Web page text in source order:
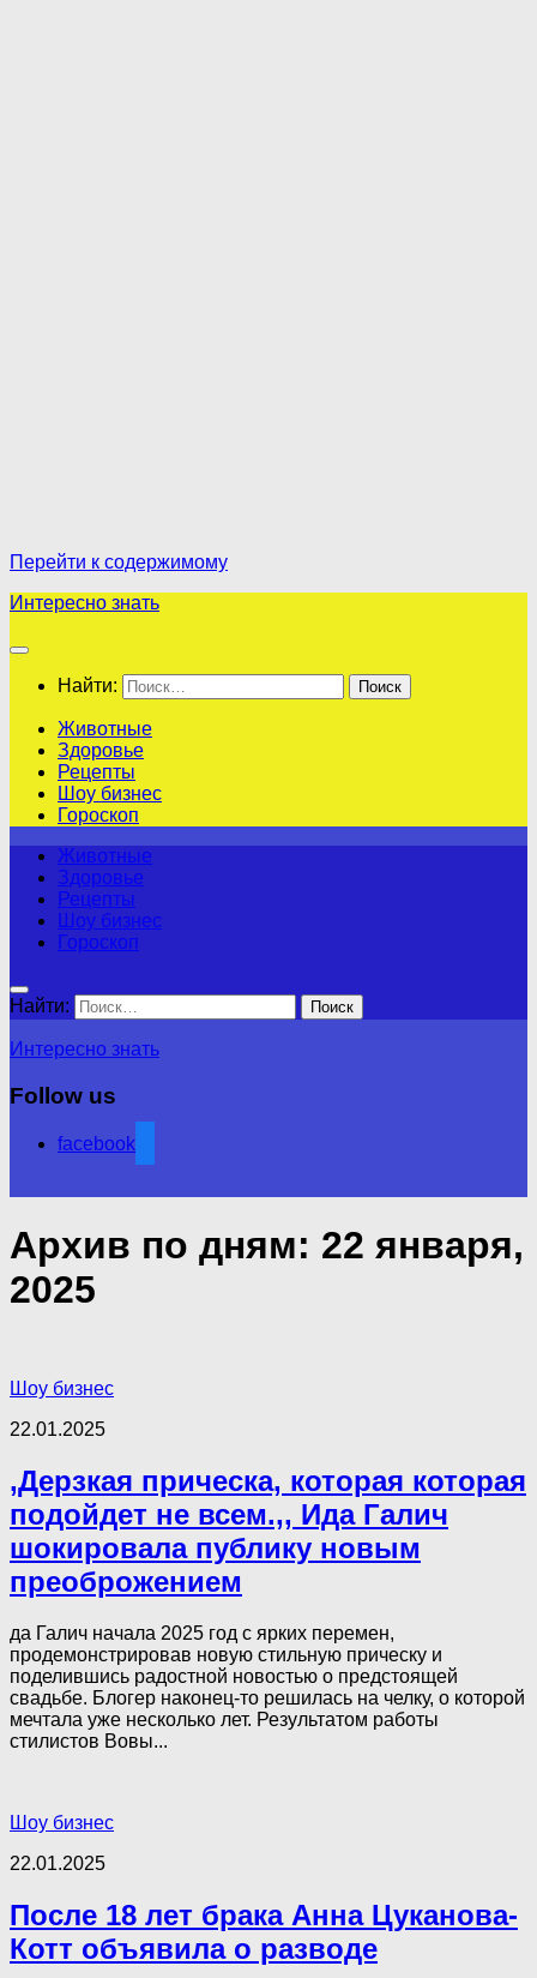
Перейти к содержимому
Интересно знать
Найти:
Животные
Здоровье
Рецепты
Шоу бизнес
Гороскоп
Животные
Здоровье
Рецепты
Шоу бизнес
Гороскоп
Найти:
Интересно знать
Follow us
facebook
Архив по дням: 22 января,
2025
Шоу бизнес
22.01.2025
,Дерзкая прическа, которая которая
подойдет не всем.,, Ида Галич
шокировала публику новым
преоброжением
да Галич начала 2025 год с ярких перемен,
продемонстрировав новую стильную прическу и
поделившись радостной новостью о предстоящей
свадьбе. Блогер наконец-то решилась на челку, о которой
мечтала уже несколько лет. Результатом работы
стилистов Вовы...
Шоу бизнес
22.01.2025
После 18 лет брака Анна Цуканова-
Котт объявила о разводе